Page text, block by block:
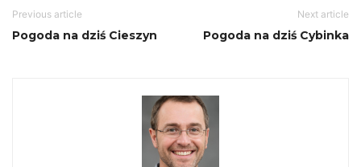
Previous article
Pogoda na dziś Cieszyn
Next article
Pogoda na dziś Cybinka